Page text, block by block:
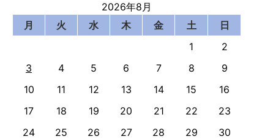
2026年8月
月
火 水 木 金 土
日
1
2
3
4 5 6 7 8
9
10
11 12 13 14 15
16
17
18 19 20 21 22
23
24
25 26 27 28 29
30